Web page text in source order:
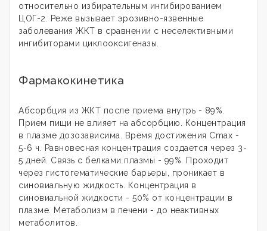
относительно избирательным ингибированием
ЦОГ-2. Реже вызывает эрозивно-язвенные
заболевания ЖКТ в сравнении с неселективными
ингибиторами циклооксигеназы.
Фармакокинетика
Абсорбция из ЖКТ после приема внутрь - 89%.
Прием пищи не влияет на абсорбцию. Концентрация
в плазме дозозависима. Время достижения Cmax -
5-6 ч. Равновесная концентрация создается через 3-
5 дней. Связь с белками плазмы - 99%. Проходит
через гистогематические барьеры, проникает в
синовиальную жидкость. Концентрация в
синовиальной жидкости - 50% от концентрации в
плазме. Метаболизм в печени - до неактивных
метаболитов.